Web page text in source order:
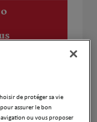
de protéger sa vie
assurer le bon
ou vous proposer